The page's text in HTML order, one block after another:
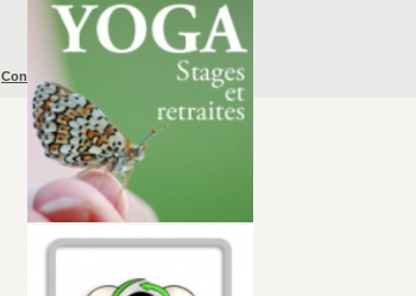
Conditions Générales d’Utilisation